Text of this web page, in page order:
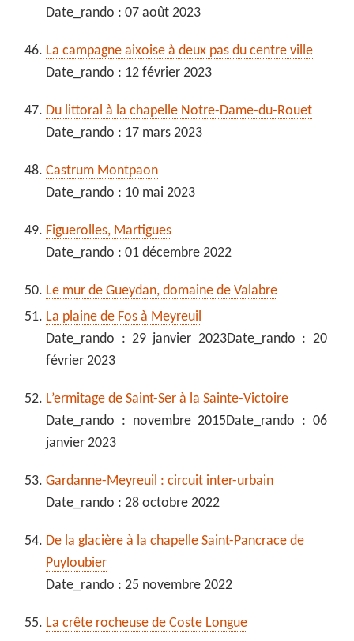
Date_rando : 07 août 2023
La campagne aixoise à deux pas du centre ville
Date_rando : 12 février 2023
Du littoral à la chapelle Notre-Dame-du-Rouet
Date_rando : 17 mars 2023
Castrum Montpaon
Date_rando : 10 mai 2023
Figuerolles, Martigues
Date_rando : 01 décembre 2022
Le mur de Gueydan, domaine de Valabre
La plaine de Fos à Meyreuil
Date_rando : 29 janvier 2023Date_rando : 20
février 2023
L’ermitage de Saint-Ser à la Sainte-Victoire
Date_rando : novembre 2015Date_rando : 06
janvier 2023
Gardanne-Meyreuil : circuit inter-urbain
Date_rando : 28 octobre 2022
De la glacière à la chapelle Saint-Pancrace de
Puyloubier
Date_rando : 25 novembre 2022
La crête rocheuse de Coste Longue